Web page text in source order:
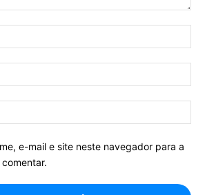
e-mail e site neste navegador para a